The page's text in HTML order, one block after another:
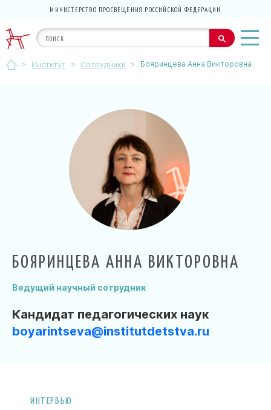
МИНИСТЕРСТВО ПРОСВЕЩЕНИЯ РОССИЙСКОЙ ФЕДЕРАЦИИ
> Институт > Сотрудники > Бояринцева Анна Викторовна
БОЯРИНЦЕВА АННА ВИКТОРОВНА
Ведущий научный сотрудник
Кандидат педагогических наук
boyarintseva@institutdetstva.ru
ИНТЕРВЬЮ